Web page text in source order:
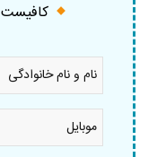
کافیست
نام
نام
خانوادگی
موبایل